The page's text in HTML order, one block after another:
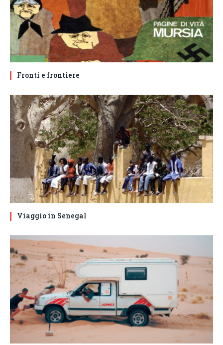
Fronti e frontiere
Viaggio in Senegal